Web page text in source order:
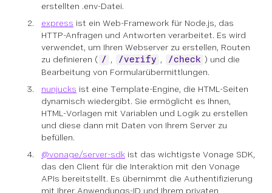
erstellten .env-Datei.
express ist ein Web-Framework für Node.js, das
HTTP-Anfragen und Antworten verarbeitet. Es wird
verwendet, um Ihren Webserver zu erstellen, Routen
zu definieren ( / , /verify , /check ) und die
Bearbeitung von Formularübermittlungen.
nunjucks ist eine Template-Engine, die HTML-Seiten
dynamisch wiedergibt. Sie ermöglicht es Ihnen,
HTML-Vorlagen mit Variablen und Logik zu erstellen
und diese dann mit Daten von Ihrem Server zu
befüllen.
@vonage/server-sdk ist das wichtigste Vonage SDK,
das den Client für die Interaktion mit den Vonage
APIs bereitstellt. Es übernimmt die Authentifizierung
mit Ihrer Anwendungs-ID und Ihrem privaten